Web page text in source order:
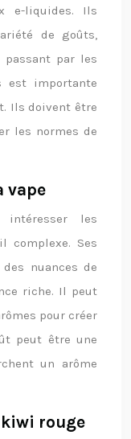
e-liquides. Ils
de goûts,
par les
est importante
Ils doivent être
les normes de
vape
les
complexe. Ses
nuances de
riche. Il peut
pour créer
peut être une
un arôme
rouge